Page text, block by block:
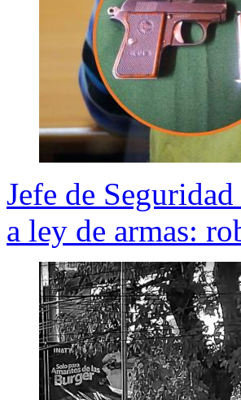
Jefe de
a ley de armas: